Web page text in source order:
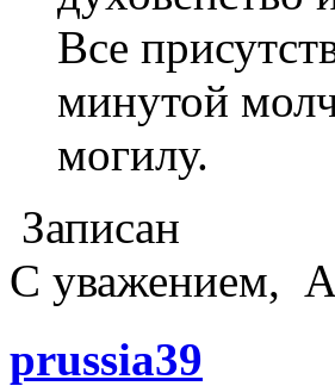
Все
минутой
могилу.
Записан
С уважением,
prussia39